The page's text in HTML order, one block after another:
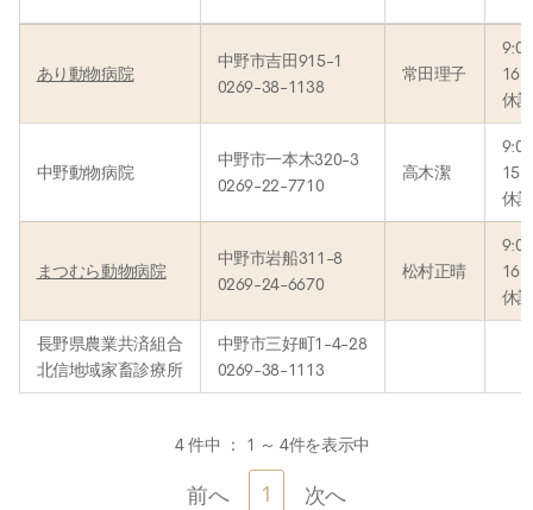
あり動物病院
中野市吉田915-1
0269-38-1138
常田理子
休
中野動物病院
中野市一本木320-3
0269-22-7710
高木潔
休
まつむら動物病院
中野市岩船311-8
0269-24-6670
松村正晴
休
長野県農業共済組合
北信地域家畜診療所
中野市三好町1-4-28
0269-38-1113
4 件中 ： 1 ～ 4件を表示中
前へ 1 次へ